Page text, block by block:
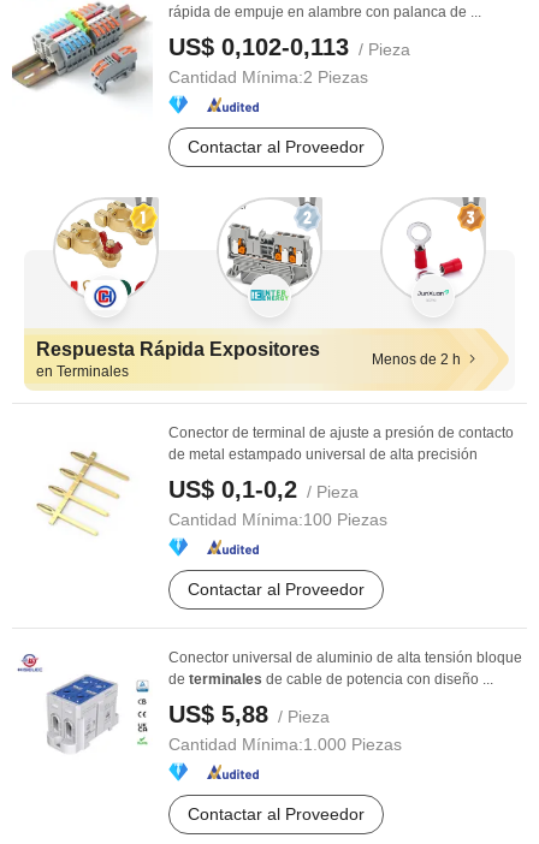
rápida de empuje en alambre con palanca de ...
US$ 0,102-0,113 / Pieza
Cantidad Mínima:2 Piezas
Contactar al Proveedor
Respuesta Rápida Expositores
en Terminales
Menos de 2 h
Conector de terminal de ajuste a presión de contacto
de metal estampado universal de alta precisión
US$ 0,1-0,2 / Pieza
Cantidad Mínima:100 Piezas
Contactar al Proveedor
Conector universal de aluminio de alta tensión bloque
de terminales de cable de potencia con diseño ...
US$ 5,88 / Pieza
Cantidad Mínima:1.000 Piezas
Contactar al Proveedor